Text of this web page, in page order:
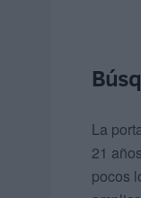
La
21
pocos